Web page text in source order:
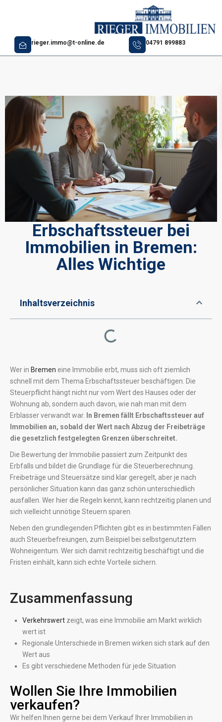
04791 899883
rieger.immo@t-online.de
Erbschaftssteuer bei
Immobilien in Bremen:
Alles Wichtige
Inhaltsverzeichnis
Wer in Bremen eine Immobilie erbt, muss sich oft ziemlich
schnell mit dem Thema Erbschaftssteuer beschäftigen. Die
Steuerpflicht hängt nicht nur vom Wert des Hauses oder der
Wohnung ab, sondern auch davon, wie nah man mit dem
Erblasser verwandt war. In Bremen fällt Erbschaftssteuer auf
Immobilien an, sobald der Wert nach Abzug der Freibeträge
die gesetzlich festgelegten Grenzen überschreitet.
Die Bewertung der Immobilie passiert zum Zeitpunkt des
Erbfalls und bildet die Grundlage für die Steuerberechnung.
Freibeträge und Steuersätze sind klar geregelt, aber je nach
persönlicher Situation kann das ganz schön unterschiedlich
ausfallen. Wer hier die Regeln kennt, kann rechtzeitig planen und
sich vielleicht unnötige Steuern sparen.
Neben den grundlegenden Pflichten gibt es in bestimmten Fällen
auch Steuerbefreiungen, zum Beispiel bei selbstgenutztem
Wohneigentum. Wer sich damit rechtzeitig beschäftigt und die
Fristen einhält, kann sich echte Vorteile sichern.
Zusammenfassung
Verkehrswert zeigt, was eine Immobilie am Markt wirklich
wert ist
Regionale Unterschiede in Bremen wirken sich stark auf den
Wert aus
Es gibt verschiedene Methoden für jede Situation
Wollen Sie Ihre Immobilien
verkaufen?
Wir helfen Ihnen gerne bei dem Verkauf Ihrer Immobilien in